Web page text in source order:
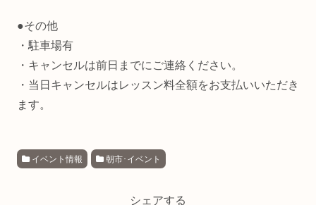
●その他
・駐車場有
・キャンセルは前日までにご連絡ください。
・当日キャンセルはレッスン料全額をお支払いいただき
ます。
イベント情報 朝市･イベント
シェアする